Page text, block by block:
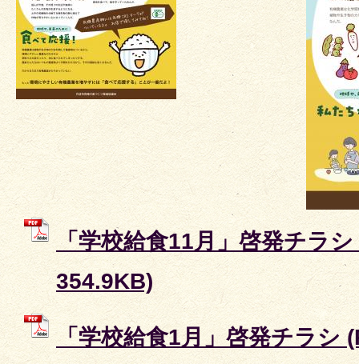
「学校給食11月」啓発チラ
354.9KB)
「学校給食1月」啓発チラシ